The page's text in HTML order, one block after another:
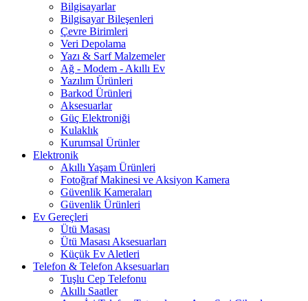
Bilgisayarlar
Bilgisayar Bileşenleri
Çevre Birimleri
Veri Depolama
Yazı & Sarf Malzemeler
Ağ - Modem - Akıllı Ev
Yazılım Ürünleri
Barkod Ürünleri
Aksesuarlar
Güç Elektroniği
Kulaklık
Kurumsal Ürünler
Elektronik
Akıllı Yaşam Ürünleri
Fotoğraf Makinesi ve Aksiyon Kamera
Güvenlik Kameraları
Güvenlik Ürünleri
Ev Gereçleri
Ütü Masası
Ütü Masası Aksesuarları
Küçük Ev Aletleri
Telefon & Telefon Aksesuarları
Tuşlu Cep Telefonu
Akıllı Saatler